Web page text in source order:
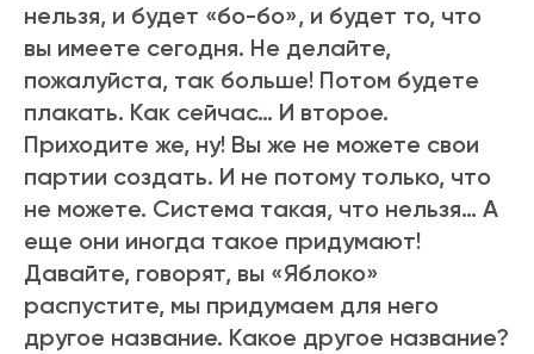
нельзя, и будет «бо-бо», и будет то, что
вы имеете сегодня. Не делайте,
пожалуйста, так больше! Потом будете
плакать. Как сейчас… И второе.
Приходите же, ну! Вы же не можете свои
партии создать. И не потому только, что
не можете. Система такая, что нельзя… А
еще они иногда такое придумают!
Давайте, говорят, вы «Яблоко»
распустите, мы придумаем для него
другое название. Какое другое название?